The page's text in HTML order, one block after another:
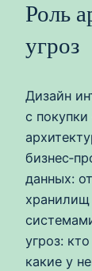
Роль
угроз
Дизайн
с
данных:
хранилищ
угроз:
какие у